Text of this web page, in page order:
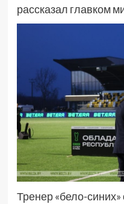
рассказал главком
Тренер «бело-